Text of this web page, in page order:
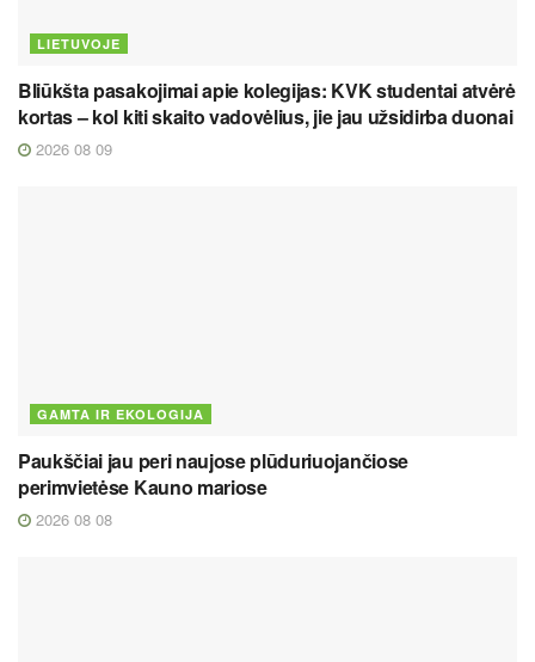
LIETUVOJE
Bliūkšta pasakojimai apie kolegijas: KVK studentai atvėrė
kortas – kol kiti skaito vadovėlius, jie jau užsidirba duonai
2026 08 09
GAMTA IR EKOLOGIJA
Paukščiai jau peri naujose plūduriuojančiose
perimvietėse Kauno mariose
2026 08 08